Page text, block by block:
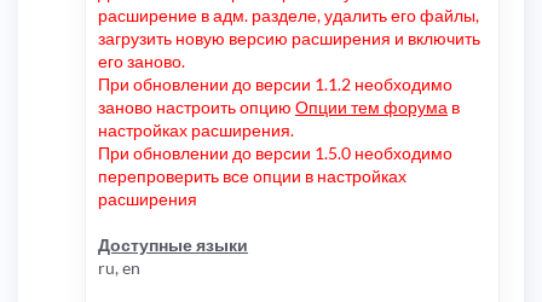
расширение в адм. разделе, удалить его файлы,
загрузить новую версию расширения и включить
его заново.
При обновлении до версии 1.1.2 необходимо
заново настроить опцию Опции тем форума в
настройках расширения.
При обновлении до версии 1.5.0 необходимо
перепроверить все опции в настройках
расширения
Доступные языки
ru, en